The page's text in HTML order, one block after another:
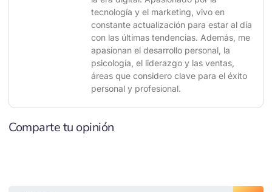
tecnología y el marketing, vivo en
constante actualización para estar al día
con las últimas tendencias. Además, me
apasionan el desarrollo personal, la
psicología, el liderazgo y las ventas,
áreas que considero clave para el éxito
personal y profesional.
Comparte tu opinión